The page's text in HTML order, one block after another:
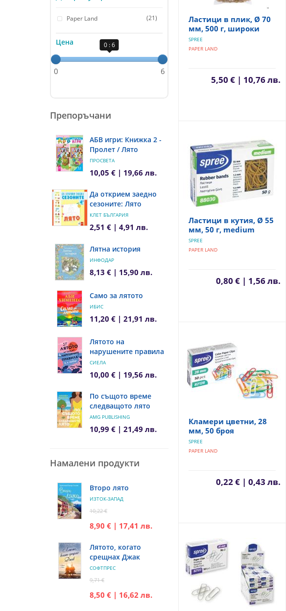
Paper Land (21)
Цена 0 : 6
0 6
Препоръчани
АБВ игри: Книжка 2 -
Пролет / Лято
ПРОСВЕТА
10,05 € | 19,66 лв.
Да открием заедно
сезоните: Лято
КЛЕТ БЪЛГАРИЯ
2,51 € | 4,91 лв.
Лятна история
ИНФОДАР
8,13 € | 15,90 лв.
Само за лятото
ИБИС
11,20 € | 21,91 лв.
Лятото на
нарушените правила
СИЕЛА
10,00 € | 19,56 лв.
По същото време
следващото лято
AMG PUBLISHING
10,99 € | 21,49 лв.
Намалени продукти
Второ лято
ИЗТОК-ЗАПАД
10,22 €
8,90 € | 17,41 лв.
Лятото, когато
срещнах Джак
СОФТПРЕС
9,71 €
8,50 € | 16,62 лв.
Ластици в плик, Ø 70
мм, 500 г, широки
SPREE
PAPER LAND
5,50 € | 10,76 лв.
Ластици в кутия, Ø 55
мм, 50 г, medium
SPREE
PAPER LAND
0,80 € | 1,56 лв.
Кламери цветни, 28
мм, 50 броя
SPREE
PAPER LAND
0,22 € | 0,43 лв.